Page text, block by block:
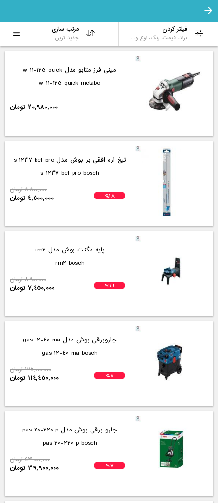
-
فیلتر کردن
برند، قیمت، رنگ، نوع و...
مرتب سازی
جدید ترین
مینی فرز متابو مدل w 11-125 quick
w 11-125 quick metabo
20,980,000 تومان
تیغ اره افقی بر بوش مدل s 1237 bef pro
s 1237 bef pro bosch
%18
5,500,000 تومان
4,500,000 تومان
پایه مگنت بوش مدل rm2
rm2 bosch
%16
8,900,000 تومان
7,450,000 تومان
جاروبرقی بوش مدل gas 12-40 ma
gas 12-40 ma bosch
%8
125,000,000 تومان
114,450,000 تومان
جارو برقی بوش مدل pas 20-220 p
pas 20-220 p bosch
%7
43,000,000 تومان
39,900,000 تومان